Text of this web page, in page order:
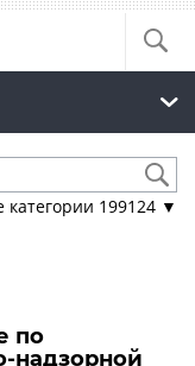
категории 199124 ▼
по
надзорной